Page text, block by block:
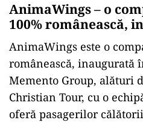
AnimaWings – o
100% românească,
AnimaWings este o
românească, inaugurată
Memento Group, alături
Christian Tour, cu o
oferă pasagerilor